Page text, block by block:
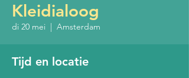
Kleidialoog
di 20 mei
  |
Amsterdam
Tijd en locatie